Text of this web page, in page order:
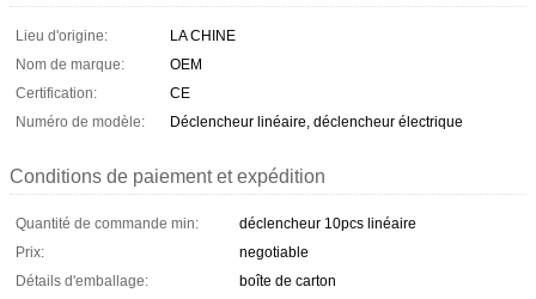
Lieu d'origine:
LA CHINE
Nom de marque:
OEM
Certification:
CE
Numéro de modèle:
Déclencheur linéaire, déclencheur électrique
Conditions de paiement et expédition
Quantité de commande min:
déclencheur 10pcs linéaire
Prix:
negotiable
Détails d'emballage:
boîte de carton